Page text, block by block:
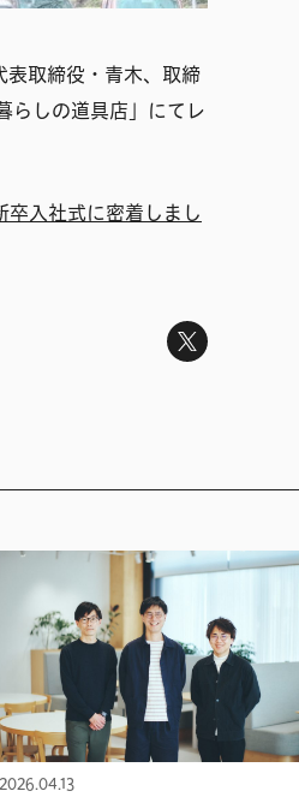
取締役・青木、取締
らしの道具店」にてレ
卒入社式に密着しまし
2026.04.13